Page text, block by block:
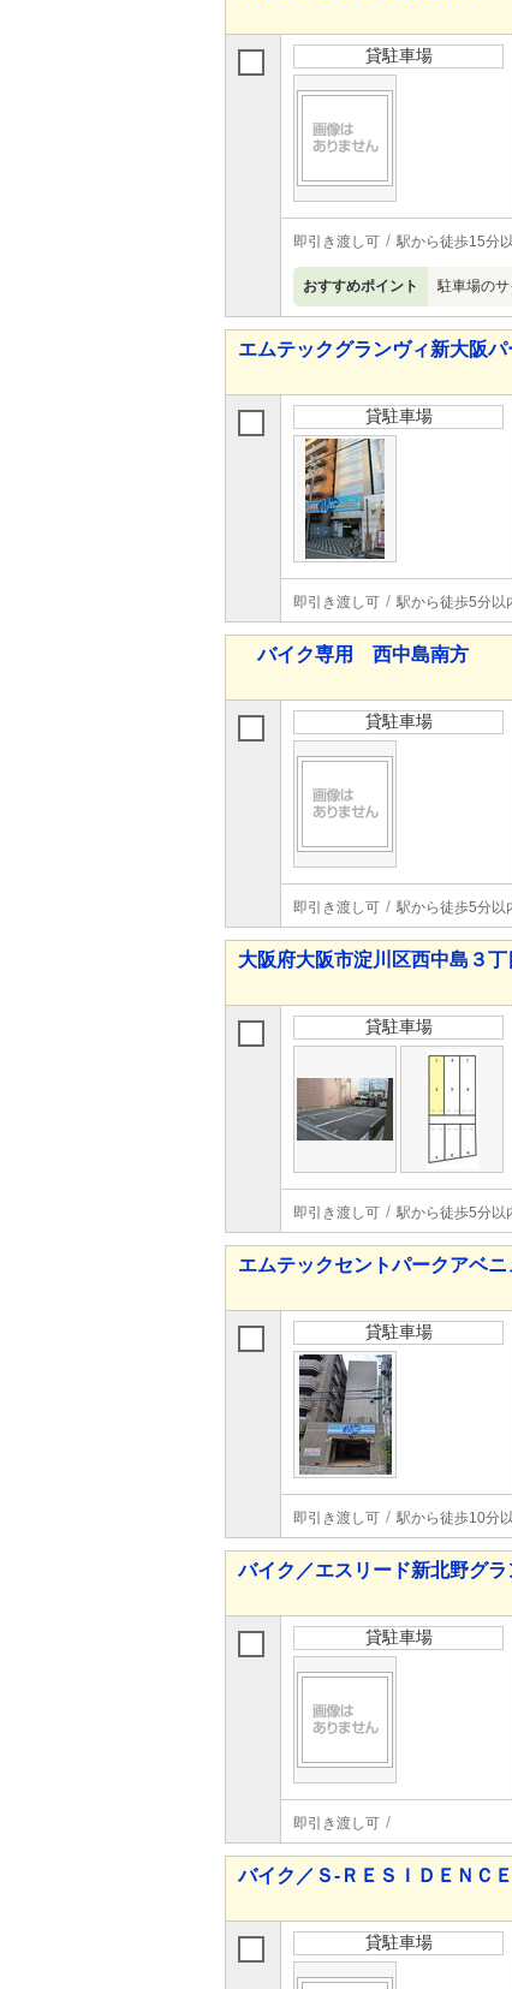
貸駐車場
即引き渡し可 駅から徒歩15分
おすすめポイント 駐車場の
エムテックグランヴィ新大阪
貸駐車場
即引き渡し可 駅から徒歩5分以
バイク専用 西中島南方
貸駐車場
即引き渡し可 駅から徒歩5分以
大阪府大阪市淀川区西中島３丁
貸駐車場
即引き渡し可 駅から徒歩5分以
エムテックセントパークアベ
貸駐車場
即引き渡し可 駅から徒歩10分
バイク／エスリード新北野グラ
貸駐車場
即引き渡し可
バイク／Ｓ‐ＲＥＳＩＤＥＮＣ
貸駐車場